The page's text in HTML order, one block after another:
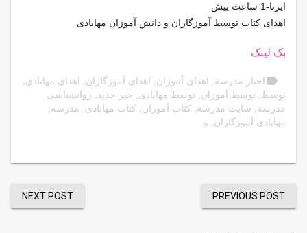
ایرنا-1 ساعت پیش
اهدای كتاب توسط آموزگاران و دانش آموزان مهابادی
بک لینک
label اخبار مدرسه اهدای آموزان اهدای آموزگاران اهدای مهابادی
توسط
توسط آموزان توسط مهابادی خبر جدید
روانشناسی
مدرسه
سایت مدرسه كتاب آموزان كتاب مهابادی مدرسه
مهابادی آموزگاران
و
PREVIOUS POST
NEXT POST